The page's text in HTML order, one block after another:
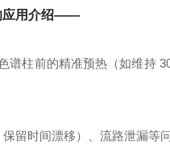
应用介绍——
谱柱前的精准预热（如维持
留时间漂移）、流路泄漏等